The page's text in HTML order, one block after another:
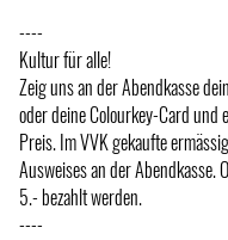
----
Kultur für alle!
Zeig uns an der Abendkasse
oder deine Colourkey-Card und
Preis. Im VVK gekaufte
Ausweises an der Abendkasse.
5.- bezahlt werden.
----